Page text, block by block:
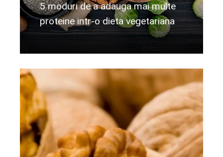
5 moduri de a adauga mai multe
proteine intr-o dieta vegetariana